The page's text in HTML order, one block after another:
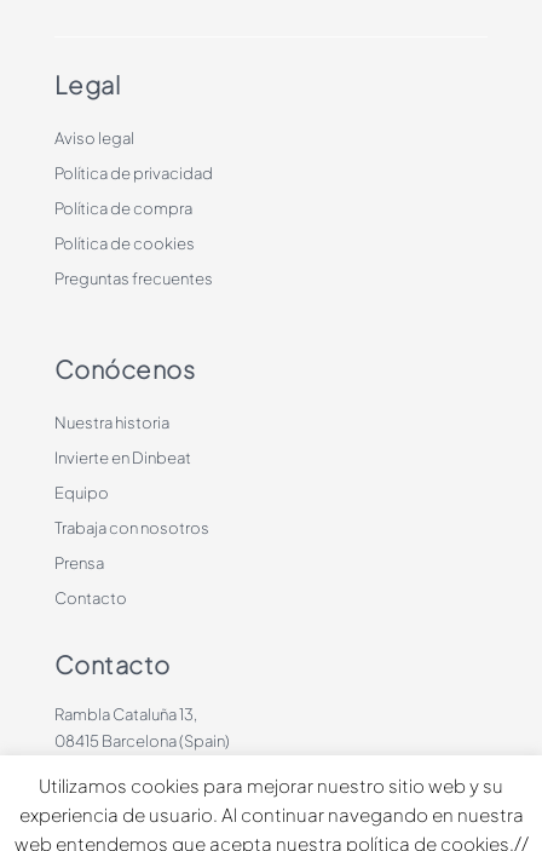
Legal
Aviso legal
Política de privacidad
Política de compra
Política de cookies
Preguntas frecuentes
Conócenos
Nuestra historia
Invierte en Dinbeat
Equipo
Trabaja con nosotros
Prensa
Contacto
Contacto
Rambla Cataluña 13,
08415 Barcelona (Spain)
contacto@dinbeat.com
Utilizamos cookies para mejorar nuestro sitio web y su
experiencia de usuario. Al continuar navegando en nuestra
web entendemos que acepta nuestra política de cookies.//